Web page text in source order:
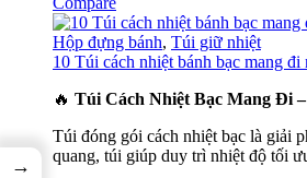
Câu hỏi thường gặp về túi
❓ Túi giữ nhiệt EcozyPack có giữ nóng
Có. Túi giữ nhiệt EcozyPack được thiết
Hộp đựng bánh, Túi giữ nhiệt
10 Túi cách nhiệt bánh bạc mang
🔥 Túi Cách Nhiệt Bạc Mang Đi
Túi đóng gói cách nhiệt bạc là giải
quang, túi giúp duy trì nhiệt độ tối
→